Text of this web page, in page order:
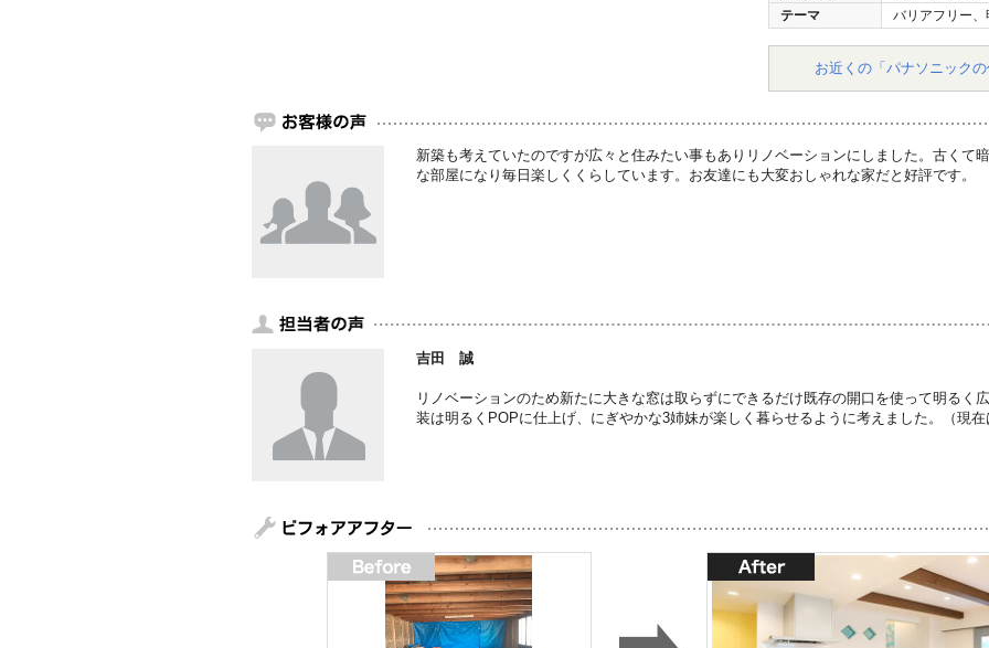
テーマ
バリアフリー
お近くの「パナソニック
新築も考えていたのですが広々と住みたい事もありリノベーションにしました。古くて
な部屋になり毎日楽しくくらしています。お友達にも大変おしゃれな家だと好評です。
吉田 誠
リノベーションのため新たに大きな窓は取らずにできるだけ既存の開口を使って明るく
装は明るくPOPに仕上げ、にぎやかな3姉妹が楽しく暮らせるように考えました。（現